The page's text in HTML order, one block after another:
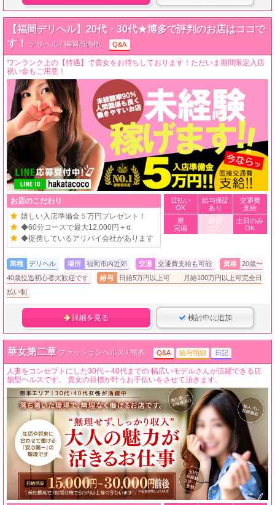
【福岡デリヘル】20代・30代★博多で評判のお店はココで
す！
デリヘル / 福岡市内他 Q&A
ワンランク上の【待遇】で貴女をお待ちしております！ただいま期間限定入店
祝い金もご用意！
お店のこだわり
嬉しい入店準備金５万円プレゼント！
◆60分コースで最大12,000円＋α
◆提携しているアリバイ会社があります
日払い
OK
給与保証
あり
交通費
支給
寮
完備
講習
なし
土日のみ
OK
業種 デリヘル 場所 福岡市内近郊 交通 交通費支給も可能 資格
20歳〜
40歳位迄初心者大歓迎です
給与
日給5万円以上可 月給100万円以上可完全日
払い制
詳細を見る 検討中に追加
華女第二章 ファッションヘルス / 熊本 Q&A 給与明細 日記
人妻をコンセプトにした30代～40代までの 幅広いモデルさんが活躍できる店
舗型ヘルスです。 貴女の目標が叶うお手伝いをさせて頂きます。